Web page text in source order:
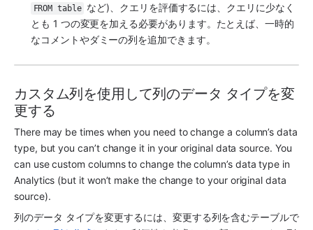
FROM table など)、クエリを評価するには、クエリに少なく
とも 1 つの変更を加える必要があります。たとえば、一時的
なコメントやダミーの列を追加できます。
カスタム列を使用して列のデータ タイプを変
更する
There may be times when you need to change a column’s data
type, but you can’t change it in your original data source. You
Analytics (but it won’t make the change to your original data
source).
列のデータ タイプを変更するには、変更する列を含むテーブルで